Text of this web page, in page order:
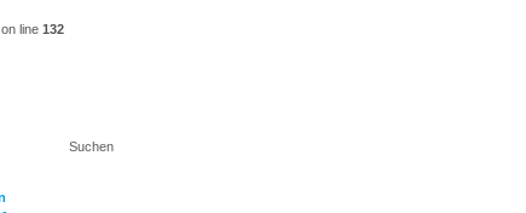
on line 132